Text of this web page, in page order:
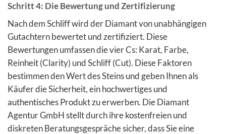
Schritt 4: Die Bewertung und Zertifizierung
Nach dem Schliff wird der Diamant von unabhängigen
Gutachtern bewertet und zertifiziert. Diese
Bewertungen umfassen die vier Cs: Karat, Farbe,
Reinheit (Clarity) und Schliff (Cut). Diese Faktoren
bestimmen den Wert des Steins und geben Ihnen als
Käufer die Sicherheit, ein hochwertiges und
authentisches Produkt zu erwerben. Die Diamant
Agentur GmbH stellt durch ihre kostenfreien und
diskreten Beratungsgespräche sicher, dass Sie eine